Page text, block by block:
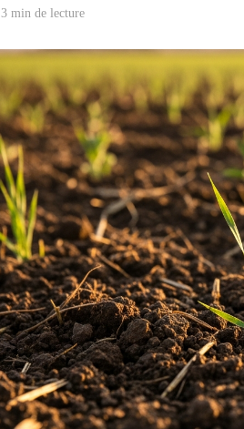
3 min de lecture